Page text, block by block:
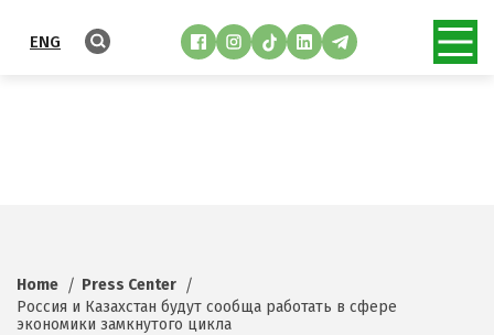
ENG
Home
Press Center
Россия и Казахстан будут сообща работать в сфере
экономики замкнутого цикла